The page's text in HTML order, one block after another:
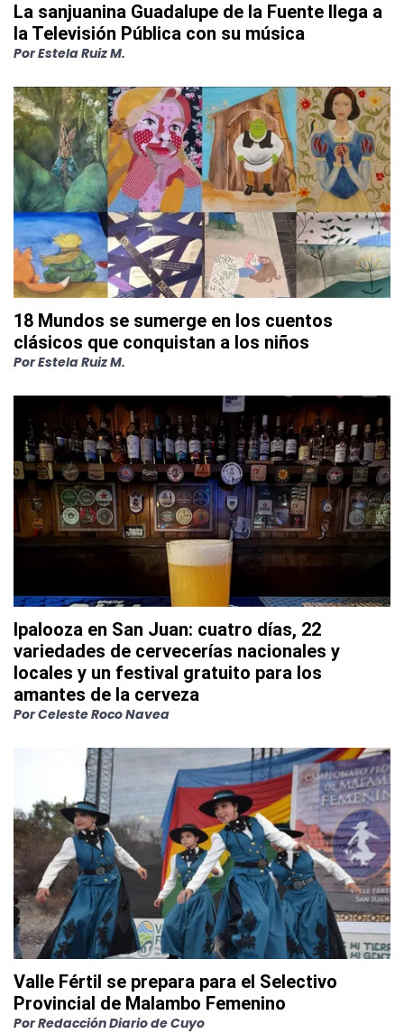
La sanjuanina Guadalupe de la Fuente llega a
la Televisión Pública con su música
PorEstela Ruiz M.
18 Mundos se sumerge en los cuentos
clásicos que conquistan a los niños
PorEstela Ruiz M.
Ipalooza en San Juan: cuatro días, 22
variedades de cervecerías nacionales y
locales y un festival gratuito para los
amantes de la cerveza
PorCeleste Roco Navea
Valle Fértil se prepara para el Selectivo
Provincial de Malambo Femenino
PorRedacción Diario de Cuyo